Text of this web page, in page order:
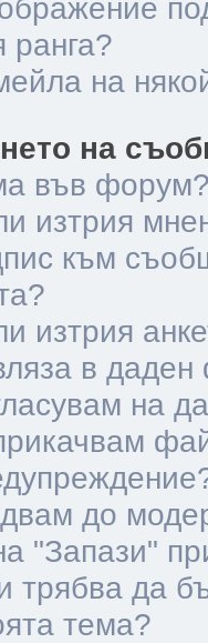
ранга?
на
на
във
изтрия
към
изтрия
в
на
до
"Запази"
трябва да
тема?